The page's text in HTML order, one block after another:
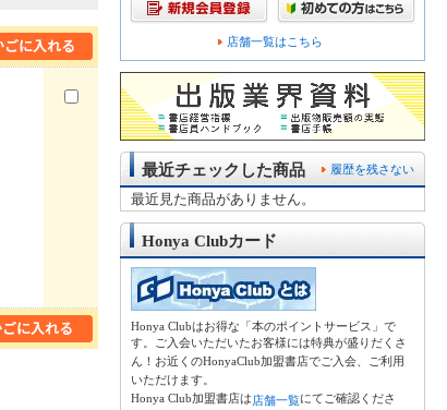
店舗一覧はこちら
履歴を残さない
最近チェックした商品
最近見た商品がありません。
Honya Clubカード
Honya Clubはお得な「本のポイントサービス」で
す。ご入会いただいたお客様には特典が盛りだくさ
ん！お近くのHonyaClub加盟書店でご入会、ご利用
いただけます。
Honya Club加盟書店は店舗一覧にてご確認くださ